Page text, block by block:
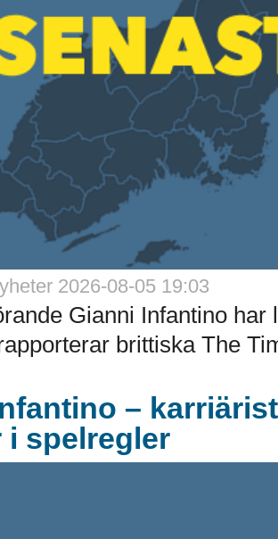
2026-08-05 19:03
Gianni Infantino
brittiska The
–
i spelregler